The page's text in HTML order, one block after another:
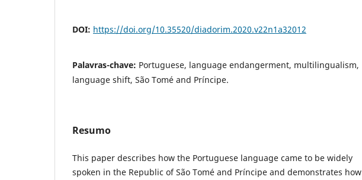
DOI: https://doi.org/10.35520/diadorim.2020.v22n1a32012
Palavras-chave: Portuguese, language endangerment, multilingualism,
language shift, São Tomé and Príncipe.
Resumo
This paper describes how the Portuguese language came to be widely
spoken in the Republic of São Tomé and Príncipe and demonstrates how